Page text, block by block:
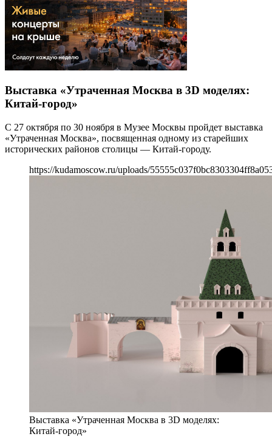
Выставка «Утраченная Москва в 3D моделях:
Китай-город»
С 27 октября по 30 ноября в Музее Москвы пройдет выставка
«Утраченная Москва», посвященная одному из старейших
исторических районов столицы — Китай-городу.
https://kudamoscow.ru/uploads/
Выставка «Утраченная Москва в 3D моделях:
Китай-город»